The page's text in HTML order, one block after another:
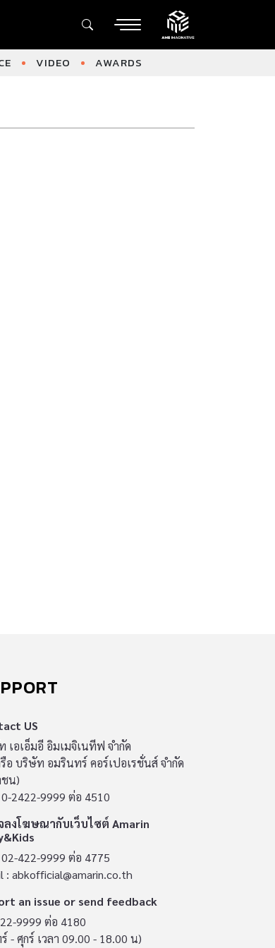
VIDEO AWARDS
US
เอเอ็มอี อิมเมจิเนทีฟ จำกัด
อ บริษัท อมรินทร์ คอร์เปอเรชั่นส์ จำกัด
น)
0-2422-9999 ต่อ 4510
ลงโฆษณากับเว็บไซต์ Amarin
02-422-9999 ต่อ 4775
: abkofficial@amarin.co.th
an issue or send feedback
9999 ต่อ 4180
- ศุกร์ เวลา 09.00 - 18.00 น)